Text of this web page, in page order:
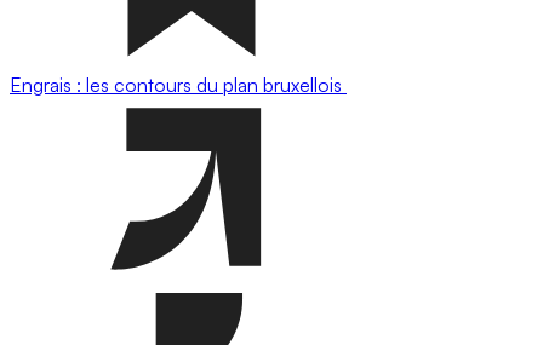
Engrais : les contours du plan bruxellois